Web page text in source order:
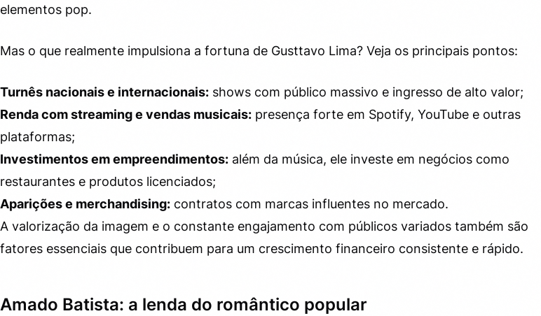
elementos pop.
Mas o que realmente impulsiona a fortuna de Gusttavo Lima? Veja os principais pontos:
Turnês nacionais e internacionais: shows com público massivo e ingresso de alto valor;
Renda com streaming e vendas musicais: presença forte em Spotify, YouTube e outras
plataformas;
Investimentos em empreendimentos: além da música, ele investe em negócios como
restaurantes e produtos licenciados;
Aparições e merchandising: contratos com marcas influentes no mercado.
A valorização da imagem e o constante engajamento com públicos variados também são
fatores essenciais que contribuem para um crescimento financeiro consistente e rápido.
Amado Batista: a lenda do romântico popular